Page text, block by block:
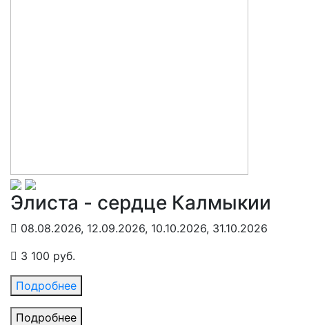
Элиста - сердце Калмыкии
08.08.2026, 12.09.2026, 10.10.2026, 31.10.2026
3 100 руб.
Подробнее
Подробнее